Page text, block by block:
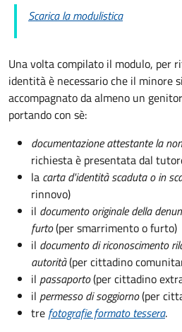
Scarica la modulistica
Una volta compilato il modulo, per
identità è necessario che il minore
accompagnato da almeno un
portando con sè:
documentazione attestante la
richiesta è presentata dal
la carta d'identità scaduta o in
rinnovo)
il documento originale della
furto(per smarrimento o furto)
il documento di riconoscimento
autorità(per cittadino
il passaporto(per cittadino
il permesso di soggiorno(per
tre fotografie formato tessera.